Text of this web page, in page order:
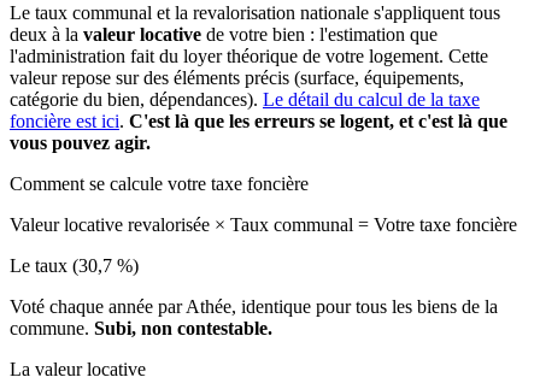
Le taux communal et la revalorisation nationale s'appliquent tous
deux à la valeur locative de votre bien : l'estimation que
l'administration fait du loyer théorique de votre logement. Cette
valeur repose sur des éléments précis (surface, équipements,
catégorie du bien, dépendances). Le détail du calcul de la taxe
foncière est ici. C'est là que les erreurs se logent, et c'est là que
vous pouvez agir.
Comment se calcule votre taxe foncière
Valeur locative revalorisée × Taux communal = Votre taxe foncière
Le taux (30,7 %)
Voté chaque année par Athée, identique pour tous les biens de la
commune. Subi, non contestable.
La valeur locative